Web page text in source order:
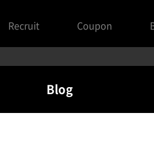
Recruit Coupon
Blog